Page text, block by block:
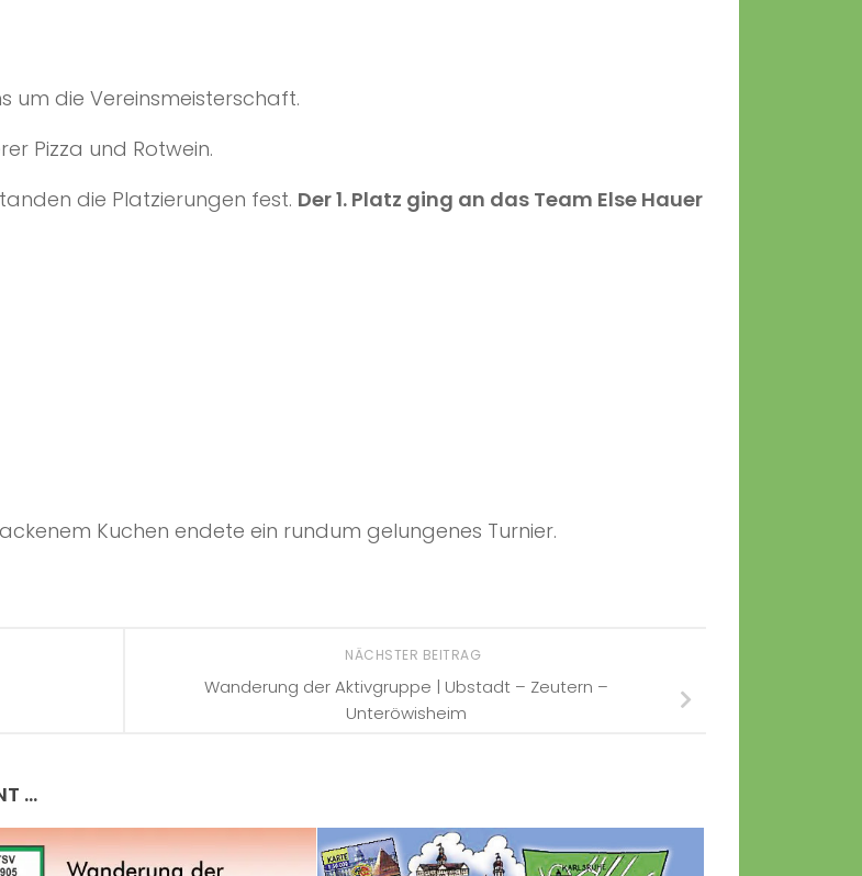
um die Vereinsmeisterschaft.
Pizza und Rotwein.
die Platzierungen fest. Der 1. Platz ging an das Team Else Hauer
Kuchen endete ein rundum gelungenes Turnier.
NÄCHSTER BEITRAG
Wanderung der Aktivgruppe | Ubstadt – Zeutern –
Unteröwisheim
…